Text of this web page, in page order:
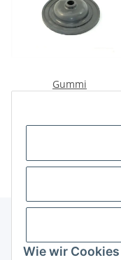
Wie wir
Gummi
Informationen